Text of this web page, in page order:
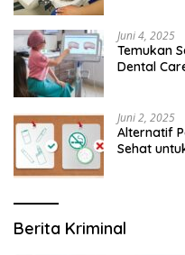
Juni 4, 2025
Temukan
Dental
Juni 2, 2025
Alternatif
Sehat
Berita Kriminal